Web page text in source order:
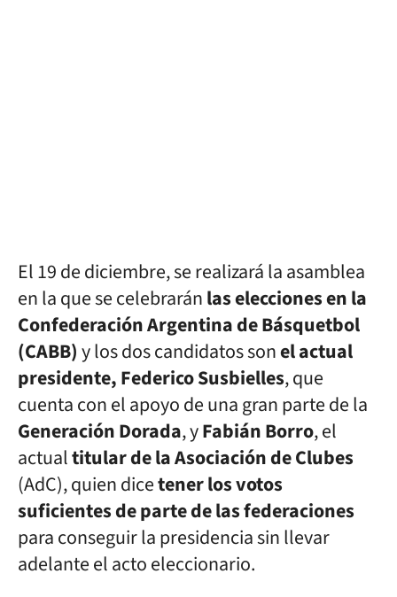
El 19 de diciembre, se realizará la asamblea
en la que se celebraránlas elecciones en la
Confederación Argentina de Básquetbol
(CABB)y los dos candidatos sonel actual
presidente, Federico Susbielles, que
cuenta con el apoyo de una gran parte de la
Generación Dorada, yFabián Borro, el
actualtitular de la Asociación de Clubes
(AdC), quien dicetener los votos
suficientes de parte de las federaciones
para conseguir la presidencia sin llevar
adelante el acto eleccionario.